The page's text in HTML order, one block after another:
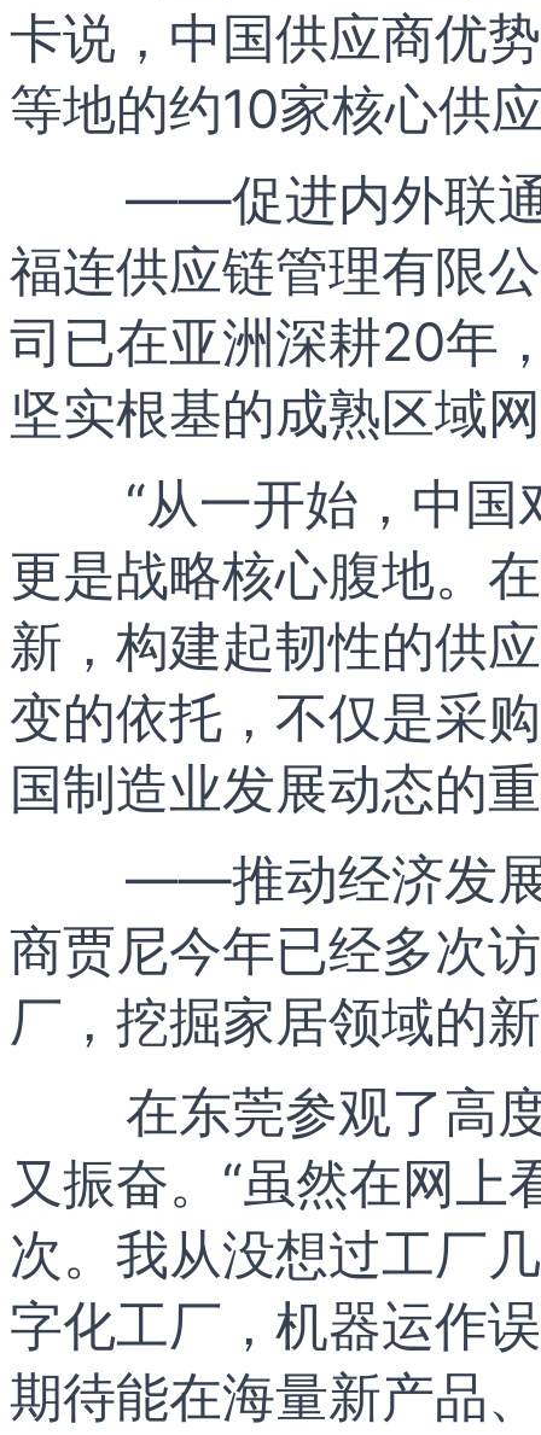
卡说，中国供应商优
等地的约10家核心供
——促进内外联通
福连供应链管理有限
司已在亚洲深耕20年
坚实根基的成熟区域
“从一开始，中
更是战略核心腹地。
新，构建起韧性的供
变的依托，不仅是采
国制造业发展动态的
——推动经济发展
商贾尼今年已经多次
厂，挖掘家居领域的
在东莞参观了高
又振奋。“虽然在网
次。我从没想过工厂
字化工厂，机器运作
期待能在海量新产品